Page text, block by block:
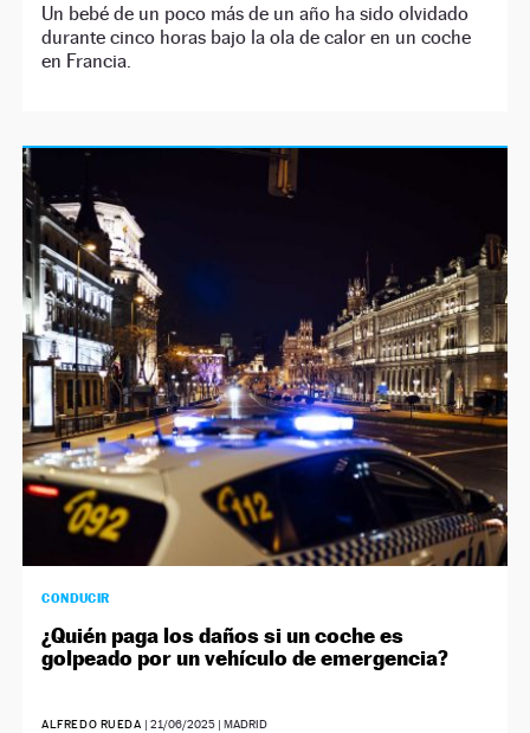
Un bebé de un poco más de un año ha sido olvidado
durante cinco horas bajo la ola de calor en un coche
en Francia.
CONDUCIR
¿Quién paga los daños si un coche es
golpeado por un vehículo de emergencia?
ALFREDO RUEDA | 21/06/2025| MADRID